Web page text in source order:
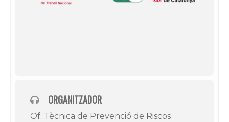
ORGANITZADOR
Of. Tècnica de Prevenció de Riscos